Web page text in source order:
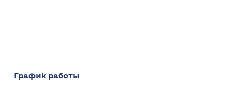
График работы